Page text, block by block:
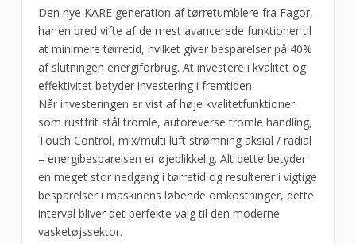
Fagor
antal
Den nye KARE generation af tørretumblere fra Fagor,
har en bred vifte af de mest avancerede funktioner til
at minimere tørretid, hvilket giver besparelser på 40%
af slutningen energiforbrug. At investere i kvalitet og
effektivitet betyder investering i fremtiden.
Når investeringen er vist af høje kvalitetfunktioner
som rustfrit stål tromle, autoreverse tromle handling,
Touch Control, mix/multi luft strømning aksial / radial
– energibesparelsen er øjeblikkelig. Alt dette betyder
en meget stor nedgang i tørretid og resulterer i vigtige
besparelser i maskinens løbende omkostninger, dette
interval bliver det perfekte valg til den moderne
vasketøjssektor.